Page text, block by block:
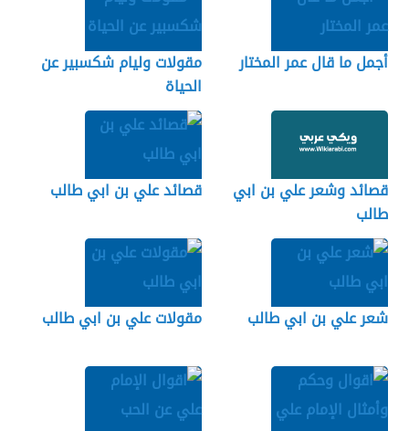
أجمل ما قال عمر المختار
مقولات وليام شكسبير عن
الحياة
قصائد وشعر علي بن ابي
طالب
قصائد علي بن ابي طالب
شعر علي بن ابي طالب مقولات علي بن ابي طالب